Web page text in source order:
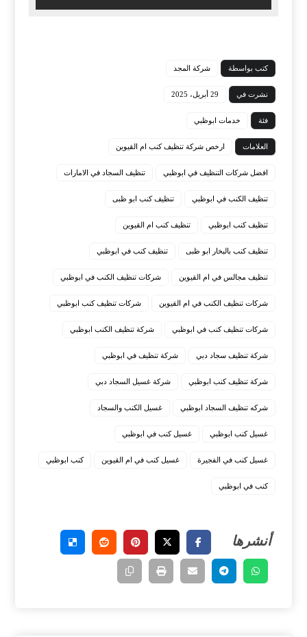
كتب بواسطة شركة المجد
نشرت في 29 أبريل، 2025
فئة خدمات ابوظبي
العلامات ارخص شركة تنظيف كنب ام القيوين
افضل شركات التنظيف في ابوظبي تنظيف السجاد في الامارات
تنظيف الكنب في ابوظبي ‏تنظيف كنب ابو ظبى
تنظيف كنب ابوظبي تنظيف كنب ام القيوين
‏تنظيف كنب بالبخار ابو ظبى تنظيف كنب في ابوظبي
تنظيف مجالس في ام القيوين شركات تنظيف الكنب في ابوظبي
شركات تنظيف الكنب في ام القيوين شركات تنظيف كنب ابوظبي
شركات تنظيف كنب في ابوظبي شركة تنظيف الكنب ابوظبي
شركة تنظيف سجاد دبي شركة تنظيف في ابوظبي
شركة تنظيف كنب ابوظبي شركة غسيل السجاد دبي
شركه تنظيف السجاد ابوظبي غسيل الكنب والسجاد
غسيل كنب ابوظبي غسيل كنب في ابوظبي
غسيل كنب في الفجيرة غسيل كنب في ام القيوين كنب ابوظبي
كنب في ابوظبي